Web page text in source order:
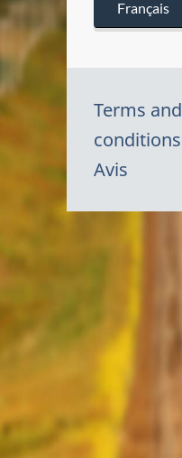
Français
Terms and
conditions
Avis